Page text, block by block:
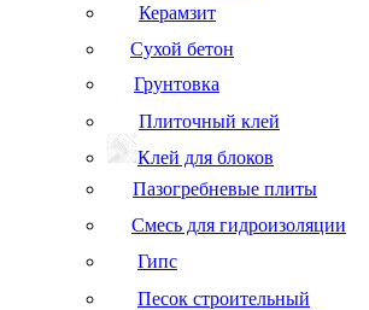
Керамзит
Сухой бетон
Грунтовка
Плиточный клей
Клей для блоков
Пазогребневые плиты
Смесь для гидроизоляции
Гипс
Песок строительный